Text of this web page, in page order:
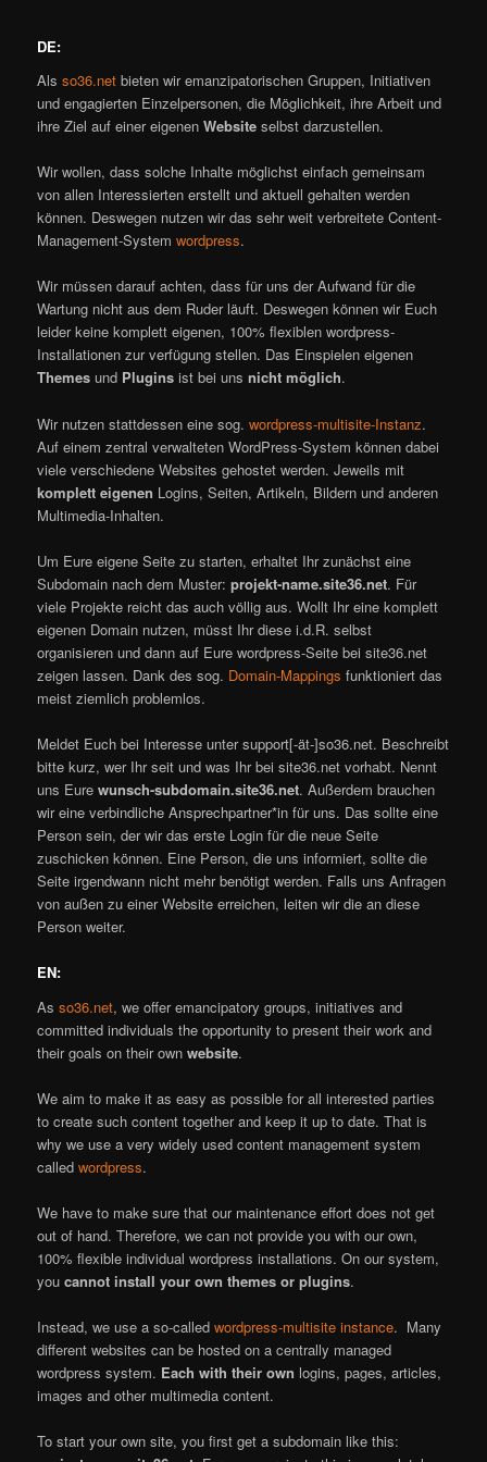
DE:
Alsso36.net bieten wir emanzipatorischen Gruppen, Initiativen
und engagierten Einzelpersonen, die Möglichkeit, ihre Arbeit und
ihre Ziel auf einer eigenenWebsite selbst darzustellen.
Wir wollen, dass solche Inhalte möglichst einfach gemeinsam
von allen Interessierten erstellt und aktuell gehalten werden
können. Deswegen nutzen wir das sehr weit verbreitete Content-
Management-Systemwordpress.
Wir müssen darauf achten, dass für uns der Aufwand für die
Wartung nicht aus dem Ruder läuft. Deswegen können wir Euch
leider keine komplett eigenen, 100% flexiblen wordpress-
Installationen zur verfügung stellen. Das Einspielen eigenen
Themes und Plugins ist bei unsnicht möglich.
Wir nutzen stattdessen eine sog.wordpress-multisite-Instanz.
Auf einem zentral verwalteten WordPress-System können dabei
viele verschiedene Websites gehostet werden. Jeweils mit
komplett eigenen Logins, Seiten, Artikeln, Bildern und anderen
Multimedia-Inhalten.
Um Eure eigene Seite zu starten, erhaltet Ihr zunächst eine
Subdomain nach dem Muster:projekt-name.site36.net. Für
viele Projekte reicht das auch völlig aus. Wollt Ihr eine komplett
eigenen Domain nutzen, müsst Ihr diese i.d.R. selbst
organisieren und dann auf Eure wordpress-Seite bei site36.net
zeigen lassen. Dank des sog. Domain-Mappings funktioniert das
meist ziemlich problemlos.
Meldet Euch bei Interesse unter support[-ät-]so36.net. Beschreibt
bitte kurz, wer Ihr seit und was Ihr bei site36.net vorhabt. Nennt
uns Eurewunsch-subdomain.site36.net. Außerdem brauchen
wir eine verbindliche Ansprechpartner*in für uns. Das sollte eine
Person sein, der wir das erste Login für die neue Seite
zuschicken können. Eine Person, die uns informiert, sollte die
Seite irgendwann nicht mehr benötigt werden. Falls uns Anfragen
von außen zu einer Website erreichen, leiten wir die an diese
Person weiter.
EN:
Asso36.net, we offer emancipatory groups, initiatives and
committed individuals the opportunity to present their work and
their goals on their ownwebsite.
We aim to make it as easy as possible for all interested parties
to create such content together and keep it up to date. That is
why we use a very widely used content management system
calledwordpress.
We have to make sure that our maintenance effort does not get
out of hand. Therefore, we can not provide you with our own,
100% flexible individual wordpress installations. On our system,
youcannot install your own themes or plugins.
Instead, we use a so-calledwordpress-multisite instance. Many
different websites can be hosted on a centrally managed
wordpress system. Each with their own logins, pages, articles,
images and other multimedia content.
To start your own site, you first get a subdomain like this: